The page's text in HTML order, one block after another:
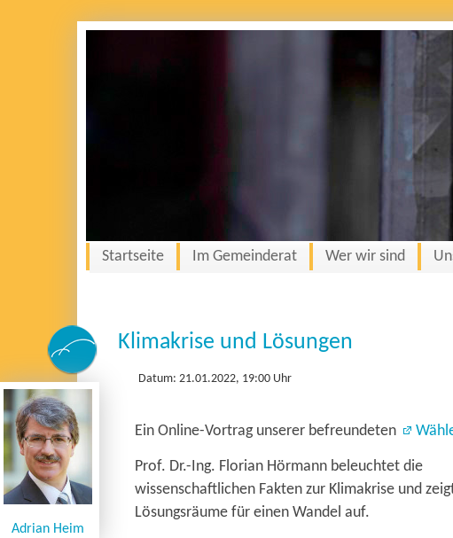
Startseite Im Gemeinderat Wer wir sind
Klimakrise und Lösungen
Datum: 21.01.2022, 19:00 Uhr
Adrian Heim
Ein Online-Vortrag unserer befreundeten
Prof. Dr.-Ing. Florian Hörmann beleuchtet die
wissenschaftlichen Fakten zur Klimakrise und
Lösungsräume für einen Wandel auf.